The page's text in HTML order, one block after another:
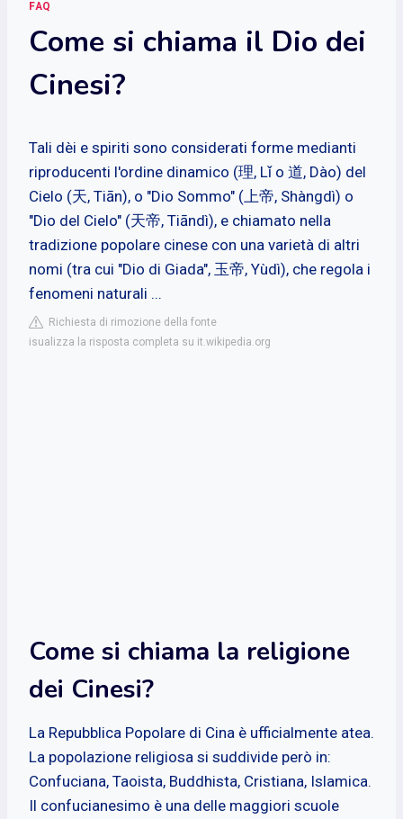
FAQ
Come si chiama il Dio dei
Cinesi?
Tali dèi e spiriti sono considerati forme medianti
riproducenti l'ordine dinamico (理, Lǐ o 道, Dào) del
Cielo (天, Tiān), o "Dio Sommo" (上帝, Shàngdì) o
"Dio del Cielo" (天帝, Tiāndì), e chiamato nella
tradizione popolare cinese con una varietà di altri
nomi (tra cui "Dio di Giada", 玉帝, Yùdì), che regola i
fenomeni naturali ...
Richiesta di rimozione della fonte
isualizza la risposta completa su it.wikipedia.org
Come si chiama la religione
dei Cinesi?
La Repubblica Popolare di Cina è ufficialmente atea.
La popolazione religiosa si suddivide però in:
Confuciana, Taoista, Buddhista, Cristiana, Islamica.
Il confucianesimo è una delle maggiori scuole